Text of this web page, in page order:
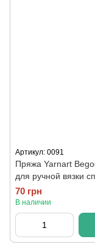
Артикул: 0091
Пряжа Yarnart
для ручной вязки
70 грн
В наличии